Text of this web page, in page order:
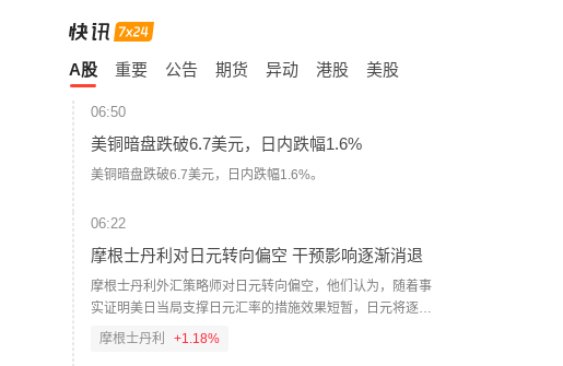
A股 重要 公告 期货 异动 港股 美股
06:50
美铜暗盘跌破6.7美元，日内跌幅1.6%
美铜暗盘跌破6.7美元，日内跌幅1.6%。
06:22
摩根士丹利对日元转向偏空 干预影响逐渐消退
摩根士丹利外汇策略师对日元转向偏空，他们认为，随着事
实证明美日当局支撑日元汇率的措施效果短暂，日元将逐步
走弱。当局联手支撑日元仅短暂提振了日元需求，并未扭转
摩根士丹利 +1.18%